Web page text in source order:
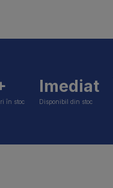
în stoc
Imediat
Disponibil din stoc